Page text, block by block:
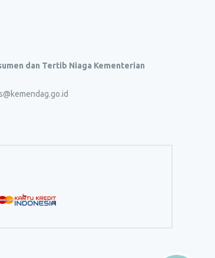
dan Tertib Niaga Kementerian